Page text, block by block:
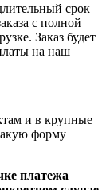
срок
с полной
Заказ будет
на наш
и в крупные
форму
платежа